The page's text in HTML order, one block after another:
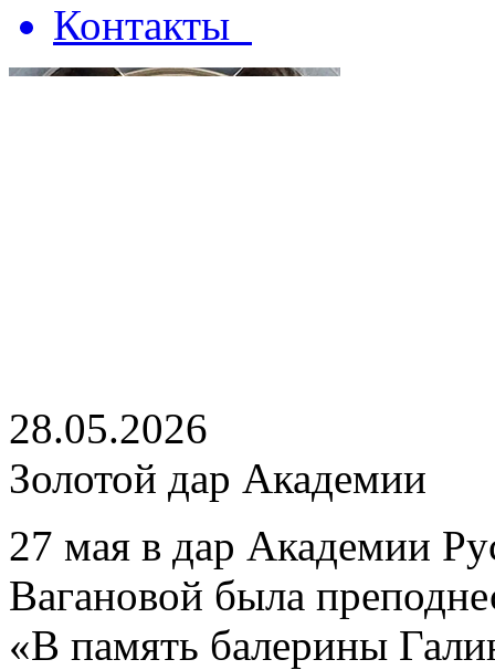
Контакты
28.05.2026
Золотой дар Академии
27 мая в дар Академии
Вагановой была
«В память балерины